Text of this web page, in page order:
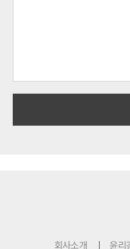
회사소개 윤리